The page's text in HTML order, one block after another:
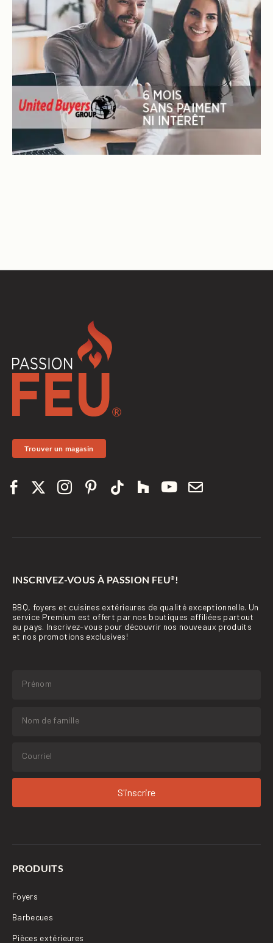
Trouver un magasin
INSCRIVEZ-VOUS À PASSION FEU® !
BBQ, foyers et cuisines extérieures de qualité exceptionnelle. Un
service Premium est offert par nos boutiques affiliées partout
au pays. Inscrivez-vous pour découvrir nos nouveaux produits
et nos promotions exclusives!
S'inscrire
PRODUITS
Foyers
Barbecues
Pièces extérieures